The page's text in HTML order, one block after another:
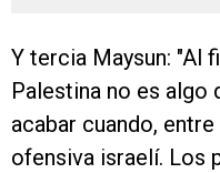
Y tercia Maysun: "Al
Palestina no es algo
acabar cuando,
ofensiva israelí. Los